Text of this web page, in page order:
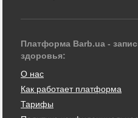
Платформа Barb.ua -
здоровья:
О нас
Как работает платформа
Тарифы